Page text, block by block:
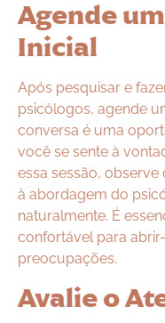
Agende
Inicial
Após pesquisar e
psicólogos, agende
conversa é uma
você se sente à
essa sessão,
à abordagem do
naturalmente. É
confortável para
preocupações.
Avalie o